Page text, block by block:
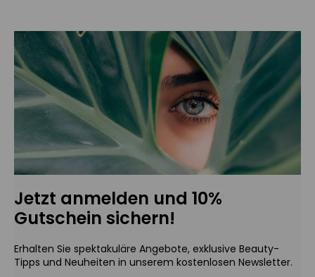
Jetzt anmelden und 10%
Gutschein sichern!
Erhalten Sie spektakuläre Angebote, exklusive Beauty-
Tipps und Neuheiten in unserem kostenlosen Newsletter.